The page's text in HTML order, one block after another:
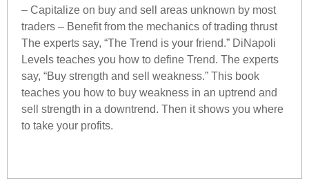
– Capitalize on buy and sell areas unknown by most
traders – Benefit from the mechanics of trading thrust
The experts say, “The Trend is your friend.” DiNapoli
Levels teaches you how to define Trend. The experts
say, “Buy strength and sell weakness.” This book
teaches you how to buy weakness in an uptrend and
sell strength in a downtrend. Then it shows you where
to take your profits.